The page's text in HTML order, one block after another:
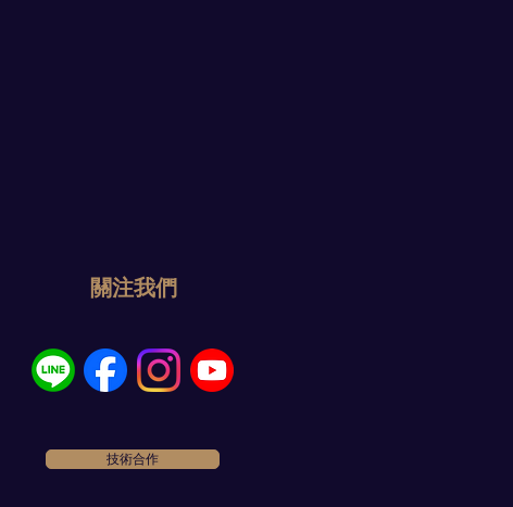
​關注我們
技術合作